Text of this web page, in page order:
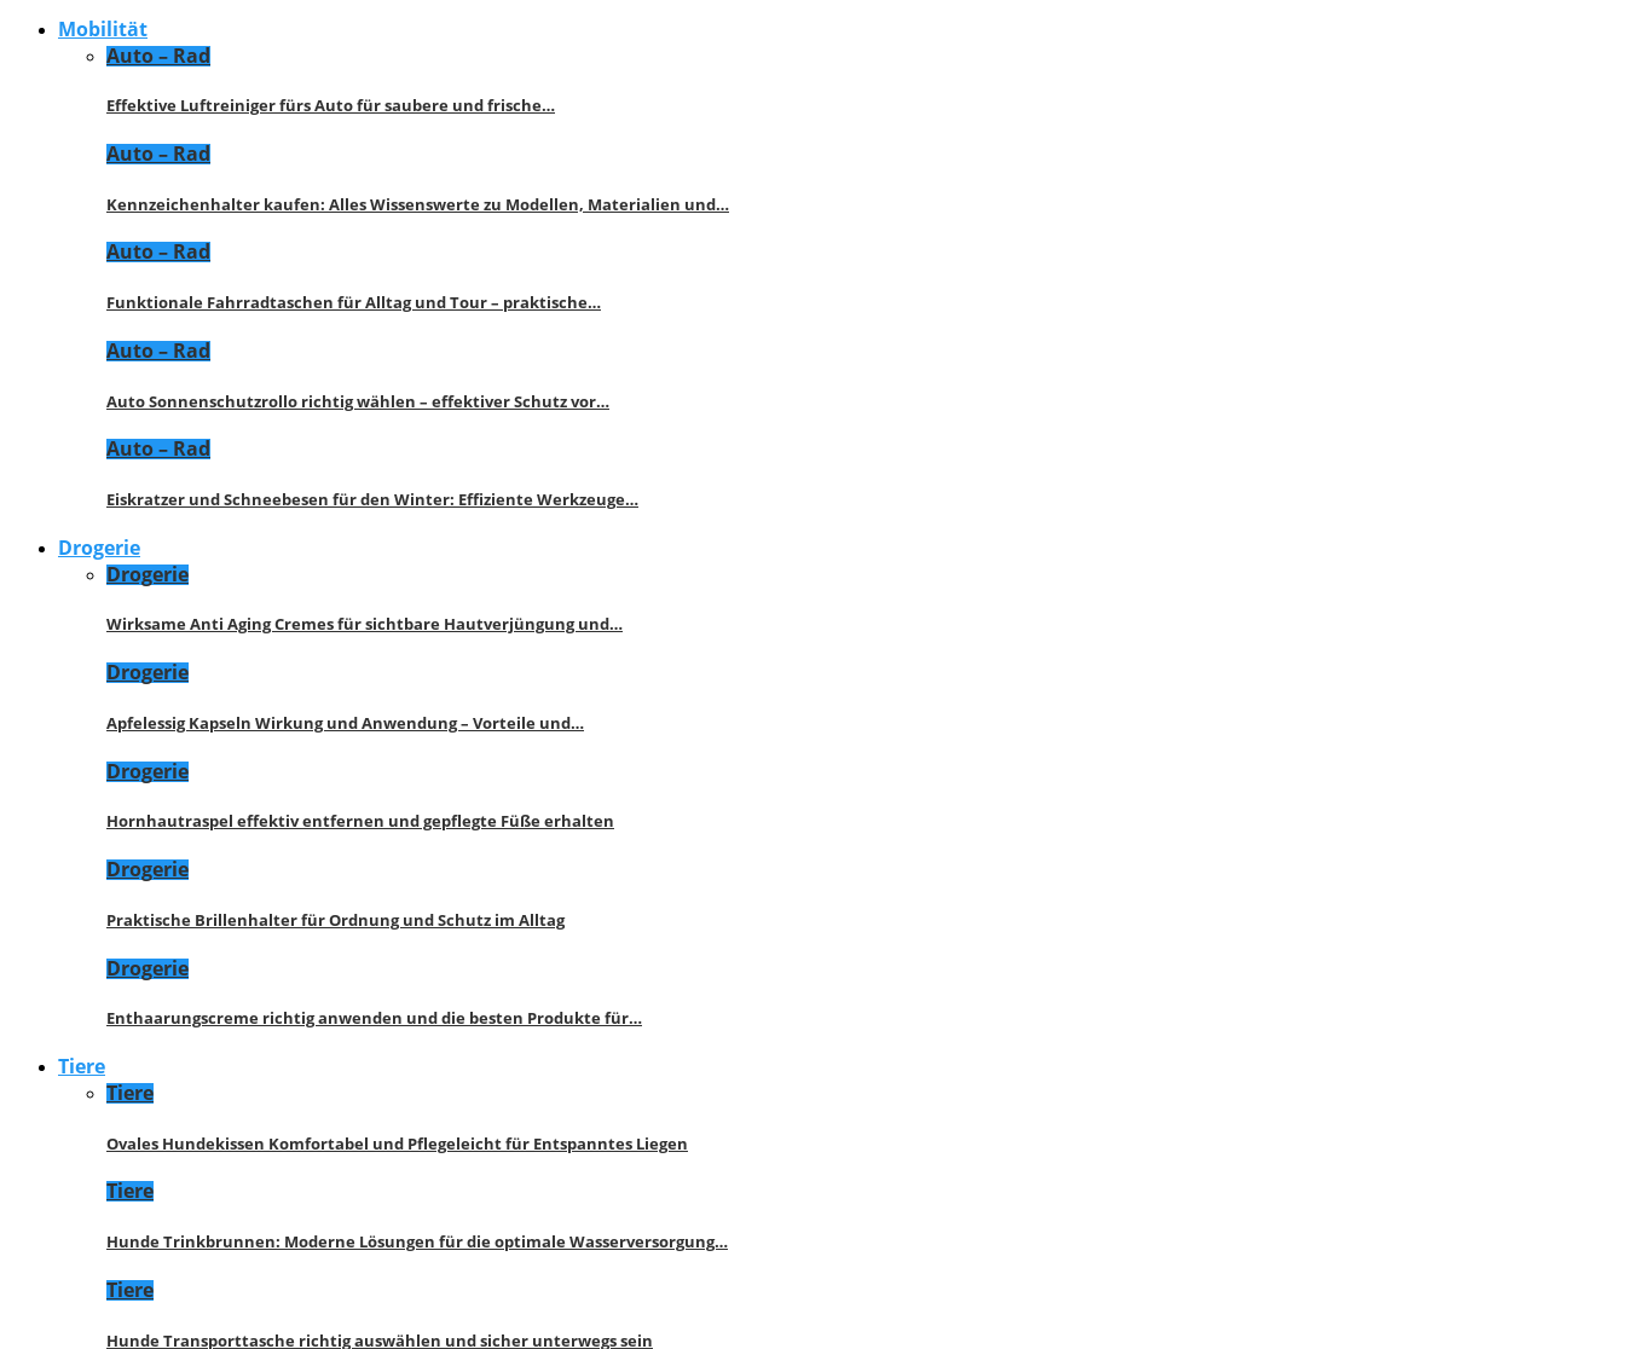
Mobilität
Auto – Rad
Effektive Luftreiniger fürs Auto für saubere und frische…
Auto – Rad
Kennzeichenhalter kaufen: Alles Wissenswerte zu Modellen, Materialien und…
Auto – Rad
Funktionale Fahrradtaschen für Alltag und Tour – praktische…
Auto – Rad
Auto Sonnenschutzrollo richtig wählen – effektiver Schutz vor…
Auto – Rad
Eiskratzer und Schneebesen für den Winter: Effiziente Werkzeuge…
Drogerie
Drogerie
Wirksame Anti Aging Cremes für sichtbare Hautverjüngung und…
Drogerie
Apfelessig Kapseln Wirkung und Anwendung – Vorteile und…
Drogerie
Hornhautraspel effektiv entfernen und gepflegte Füße erhalten
Drogerie
Praktische Brillenhalter für Ordnung und Schutz im Alltag
Drogerie
Enthaarungscreme richtig anwenden und die besten Produkte für…
Tiere
Tiere
Ovales Hundekissen Komfortabel und Pflegeleicht für Entspanntes Liegen
Tiere
Hunde Trinkbrunnen: Moderne Lösungen für die optimale Wasserversorgung…
Tiere
Hunde Transporttasche richtig auswählen und sicher unterwegs sein